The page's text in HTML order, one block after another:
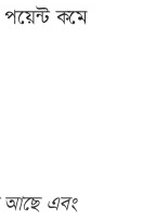
কমে
আছে এবং